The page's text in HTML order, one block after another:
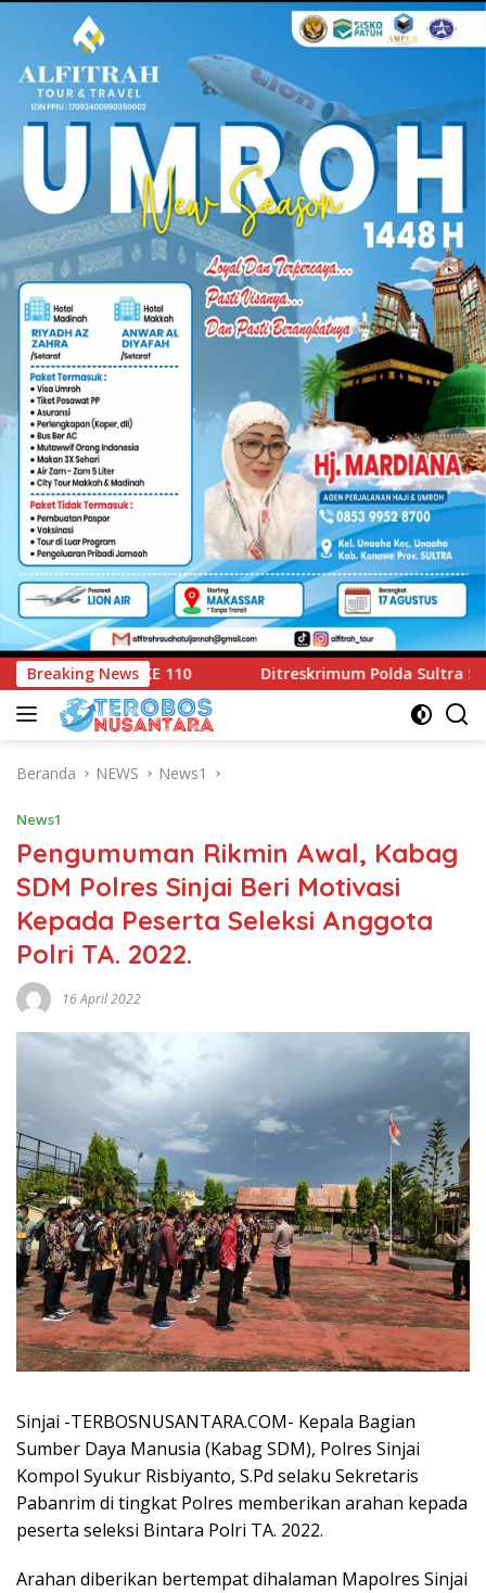
Breaking News
Polda Sultra Serahkan Tersangka dan Barang Bukti
Beranda NEWS News1
News1
Pengumuman Rikmin Awal, Kabag
SDM Polres Sinjai Beri Motivasi
Kepada Peserta Seleksi Anggota
Polri TA. 2022.
16 April 2022
Sinjai -TERBOSNUSANTARA.COM- Kepala Bagian
Sumber Daya Manusia (Kabag SDM), Polres Sinjai
Kompol Syukur Risbiyanto, S.Pd selaku Sekretaris
Pabanrim di tingkat Polres memberikan arahan kepada
peserta seleksi Bintara Polri TA. 2022.
Arahan diberikan bertempat dihalaman Mapolres Sinjai